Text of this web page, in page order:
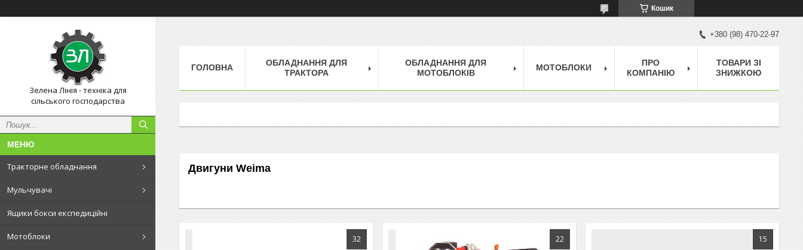
Кошик
Зелена Лінія - техніка для
сільського господарства
Тракторне обладнання
Мульчувачі
Ящики бокси експедиційні
Мотоблоки
+380 (98) 470-22-97
ГОЛОВНА
ОБЛАДНАННЯ ДЛЯ
ТРАКТОРА
ОБЛАДНАННЯ ДЛЯ
МОТОБЛОКІВ
МОТОБЛОКИ
ПРО
КОМПАНІЮ
ТОВАРИ ЗІ
ЗНИЖКОЮ
Двигуни Weima
32 22 15